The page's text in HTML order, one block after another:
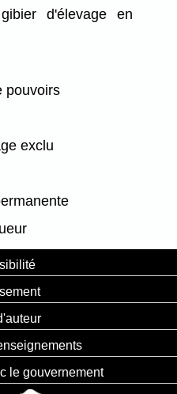
d'élevage en
pouvoirs
exclu
le gouvernement